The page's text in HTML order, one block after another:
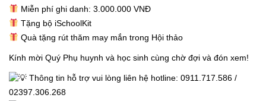
Miễn phí ghi danh: 3.000.000 VNĐ
Tặng bộ iSchoolKit
Quà tặng rút thăm may mắn trong Hội thảo
Kính mời Quý Phụ huynh và học sinh cùng chờ đợi và đón xem!
Thông tin hỗ trợ vui lòng liên hệ hotline: 0911.717.586 /
02397.306.268